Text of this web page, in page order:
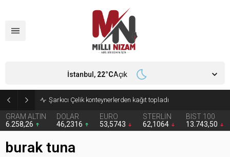
İran 2 ülkeyi birden vurdu
GRAM ALTIN
6.258,26
DOLAR
46,2316
EURO
53,5743
STERLİN
62,1064
BIST 100
13.743,50
İstanbul, 22°CAçık
burak tuna